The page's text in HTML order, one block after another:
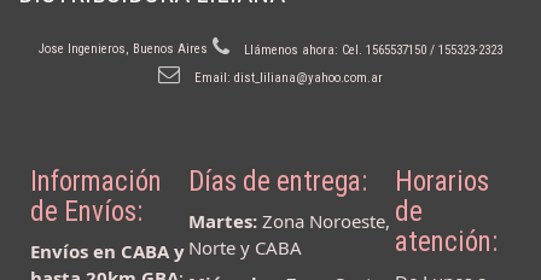
Jose Ingenieros, Buenos Aires Llámenos ahora: Cel. 1565537150 / 155323-2323
Email: dist_liliana@yahoo.com.ar
Información
de Envíos:
Envíos en CABA y
Días de entrega:
Martes:Zona Noroeste,
Norte y CABA
Horarios
de
atención: